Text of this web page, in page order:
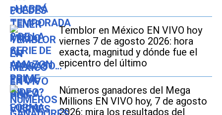
Temblor en México EN VIVO hoy
viernes 7 de agosto 2026: hora
exacta, magnitud y dónde fue el
epicentro del último
Números ganadores del Mega
Millions EN VIVO hoy, 7 de agosto
2026: mira los resultados del